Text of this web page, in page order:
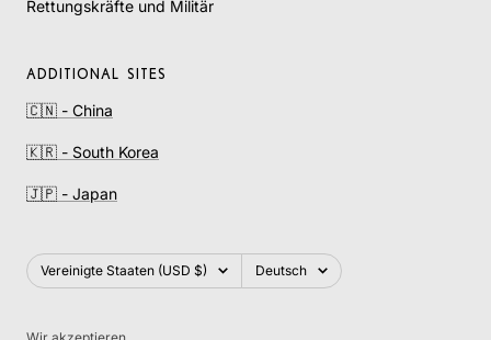
Rettungskräfte und Militär
ADDITIONAL SITES
🇨🇳 - China
🇰🇷 - South Korea
🇯🇵 - Japan
Land/Region
Vereinigte Staaten (USD $) Sprache
Deutsch